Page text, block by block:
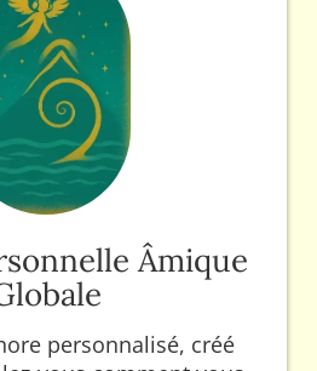
Âmique
personnalisé, créé